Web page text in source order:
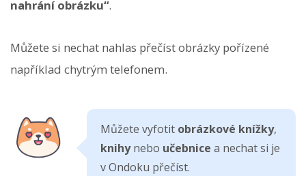
nahrání obrázku“.
Můžete si nechat nahlas přečíst obrázky pořízené
například chytrým telefonem.
Můžete vyfotit obrázkové knížky,
knihynebo učebnice a nechat si je
v Ondoku přečíst.